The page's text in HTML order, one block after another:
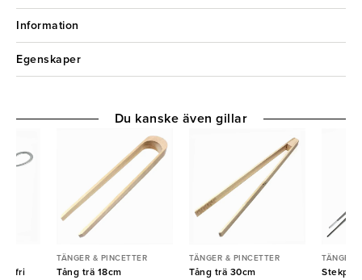
Information
Egenskaper
TÄNGER & PINCETTER
Tång trä 18cm
TÄNGER & PINCETTER
Tång trä 30cm
TÄNGER
Du kanske även gillar